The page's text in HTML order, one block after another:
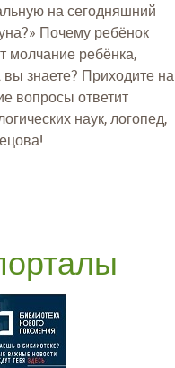
на сегодняшний
Почему ребёнок
молчание ребёнка,
знаете? Приходите на
вопросы ответит
наук, логопед,